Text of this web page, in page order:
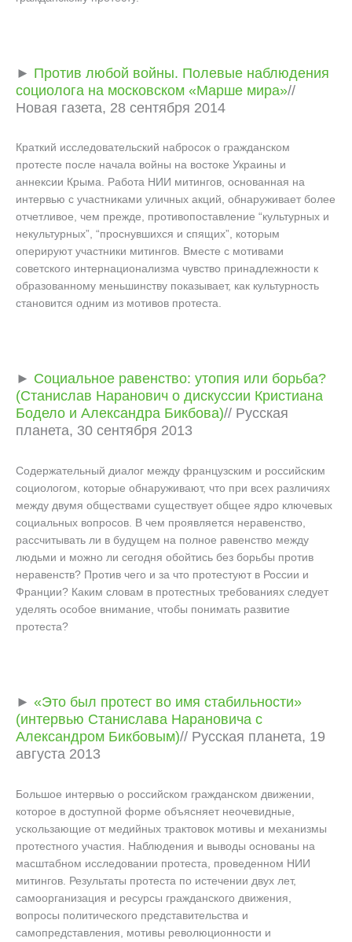
► Против любой войны. Полевые наблюдения
социолога на московском «Марше мира»//
Новая газета, 28 сентября 2014
Краткий исследовательский набросок о гражданском
протесте после начала войны на востоке Украины и
аннексии Крыма. Работа НИИ митингов, основанная на
интервью с участниками уличных акций, обнаруживает более
отчетливое, чем прежде, противопоставление “культурных и
некультурных”, “проснувшихся и спящих”, которым
оперируют участники митингов. Вместе с мотивами
советского интернационализма чувство принадлежности к
образованному меньшинству показывает, как культурность
становится одним из мотивов протеста.
► Социальное равенство: утопия или борьба?
(Станислав Наранович о дискуссии Кристиана
Бодело и Александра Бикбова)// Русская
планета, 30 сентября 2013
Содержательный диалог между французским и российским
социологом, которые обнаруживают, что при всех различиях
между двумя обществами существует общее ядро ключевых
социальных вопросов. В чем проявляется неравенство,
рассчитывать ли в будущем на полное равенство между
людьми и можно ли сегодня обойтись без борьбы против
неравенств? Против чего и за что протестуют в России и
Франции? Каким словам в протестных требованиях следует
уделять особое внимание, чтобы понимать развитие
протеста?
► «Это был протест во имя стабильности»
(интервью Станислава Нарановича с
Александром Бикбовым)// Русская планета, 19
августа 2013
Большое интервью о российском гражданском движении,
которое в доступной форме объясняет неочевидные,
ускользающие от медийных трактовок мотивы и механизмы
протестного участия. Наблюдения и выводы основаны на
масштабном исследовании протеста, проведенном НИИ
митингов. Результаты протеста по истечении двух лет,
самоорганизация и ресурсы гражданского движения,
вопросы политического представительства и
самопредставления, мотивы революционности и